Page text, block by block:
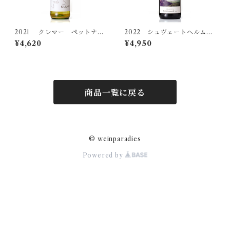
2021 クレマー ペットナッ
ト Just B
¥4,620
2022 シュヴェートヘルム
シュペートブルグンダー ツ
ェラータール トロッケン
¥4,950
商品一覧に戻る
© weinparadies
Powered by